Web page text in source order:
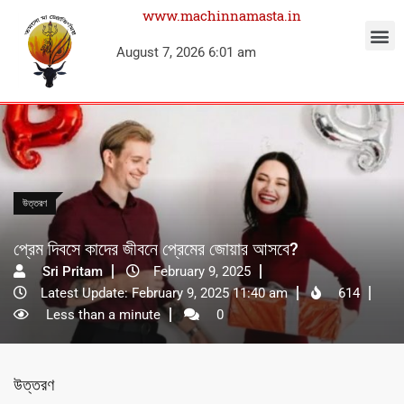
www.machinnamasta.in
August 7, 2026 6:01 am
উত্তরণ
প্রেম দিবসে কাদের জীবনে প্রেমের জোয়ার আসবে?
Sri Pritam
February 9, 2025
Latest Update: February 9, 2025 11:40 am
614
Less than a minute
0
উত্তরণ